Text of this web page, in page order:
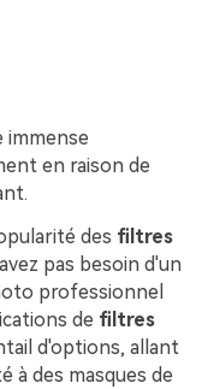
immense
en raison de
des filtres
pas besoin d'un
professionnel
de filtres
d'options, allant
à des masques de